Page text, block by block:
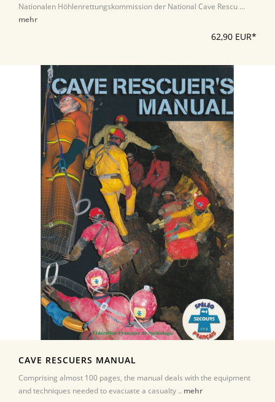
Nationalen Höhlenrettungskommission der National Cave Rescu ...
mehr
62,90 EUR*
CAVE RESCUERS MANUAL
Comprising almost 100 pages, the manual deals with the equipment
and techniques needed to evacuate a casualty .. mehr